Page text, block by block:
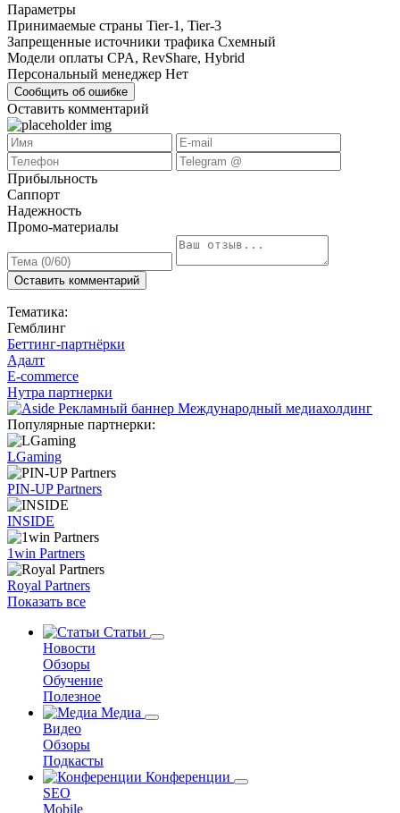
Параметры
Принимаемые страны Tier-1, Tier-3
Запрещенные источники трафика Схемный
Модели оплаты CPA, RevShare, Hybrid
Персональный менеджер Нет
Сообщить об ошибке
Оставить комментарий
Прибыльность
Саппорт
Надежность
Промо-материалы
Оставить комментарий
Тематика:
Гемблинг
Беттинг-партнёрки
Адалт
E-commerce
Нутра партнерки
Популярные партнерки:
LGaming
PIN-UP Partners
INSIDE
1win Partners
Royal Partners
Показать все
Статьи
Новости
Обзоры
Обучение
Полезное
Медиа
Видео
Обзоры
Подкасты
Конференции
SEO
Mobile